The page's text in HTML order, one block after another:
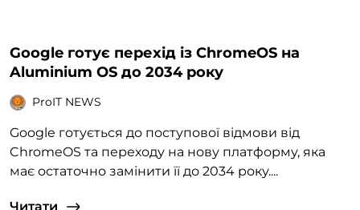
Google готує перехід із ChromeOS на
Aluminium OS до 2034 року
ProIT NEWS
Google готується до поступової відмови від
ChromeOS та переходу на нову платформу, яка
має остаточно замінити її до 2034 року....
Читати